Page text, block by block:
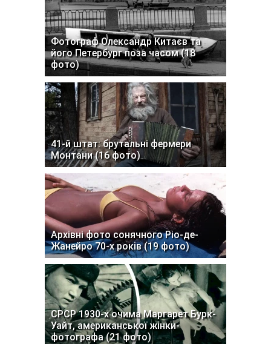
Фотограф Олександр Китаєв та
його Петербург поза часом (18
фото)
41-й штат: брутальні фермери
Монтани (16 фото)
Архівні фото сонячного Ріо-де-
Жанейро 70-х років (19 фото)
СРСР 1930-х очима Маргарет Бурк-
Уайт, американської жінки-
фотографа (21 фото)